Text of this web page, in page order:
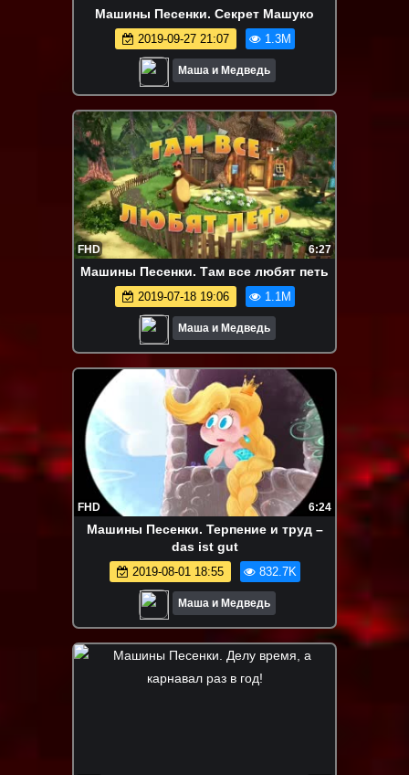
Машины Песенки. Секрет Машуко
2019-09-27 21:07 1.3M
Маша и Медведь
FHD 6:27
Машины Песенки. Там все любят петь
2019-07-18 19:06 1.1M
Маша и Медведь
FHD 6:24
Машины Песенки. Терпение и труд –
das ist gut
2019-08-01 18:55 832.7K
Маша и Медведь